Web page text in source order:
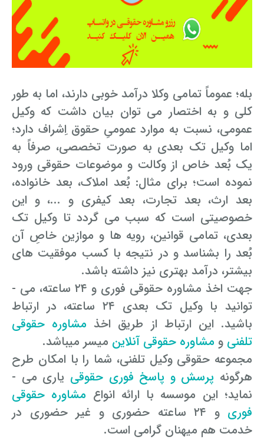
بله؛ عموماً تمامی وکلا درآمد خوبی دارند، اما به طور
کلی و به اختصار می ­توان بیان داشت که وکیل
عمومی، نسبت به موارد عمومیِ حقوق اِشراف دارد؛
اما وکیل تک بعدی به صورت تخصصی، صرفاً به
یک بُعد خاص از وکالت و موضوعات حقوقی ورود
نموده است؛ برای مثال: بُعد املاک، بعد خانواده،
بعد ارث، بعد تجارت، بعد کیفری و ...، و این
خصوصیتی است که سبب می ­گردد تا وکیل تک
بعدی، تمامی قوانین، رویه­ ها و موازین خاصِ آن
بُعد را بشناسد و در نتیجه با کسب موفقیت­ های
بیشتر، درآمد بهتری نیز داشته باشد.
جهت اخذ مشاوره حقوقی فوری و ۲۴ ساعته، می ­
توانید با وکیل تک بعدی ۲۴ ساعته، در ارتباط
باشید. این ارتباط از طریق اخذ مشاوره حقوقی
تلفنی و مشاوره حقوقی آنلاین میسر می­باشد.
مجموعه حقوقی وکیل تلفنی، شما را با امکان طرح
هرگونه پرسش و پاسخ فوری حقوقییاری می ­
نماید؛ این موسسه با ارائه انواع مشاوره­ حقوقی
فوری
و ۲۴ ساعته حضوری و غیر حضوری در
خدمت هم­ میهنان گرامی است.